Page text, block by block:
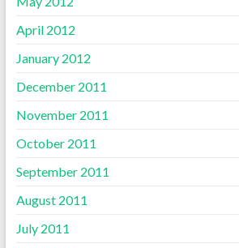
April 2012
January 2012
December 2011
November 2011
October 2011
September 2011
August 2011
July 2011